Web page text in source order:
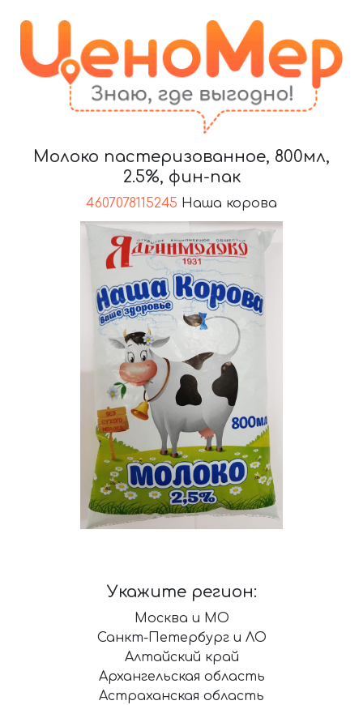
Молоко пастеризованное, 800мл,
2.5%, фин-пак
4607078115245 Наша корова
Укажите регион:
Москва и МО
Санкт-Петербург и ЛО
Алтайский край
Архангельская область
Астраханская область